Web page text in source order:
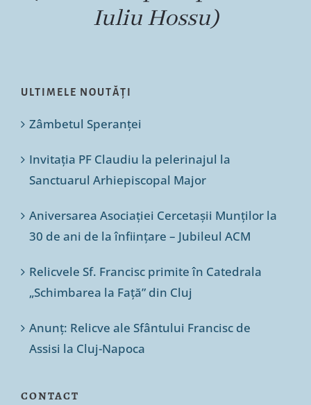
Iuliu Hossu)
ULTIMELE NOUTĂȚI
Zâmbetul Speranței
Invitația PF Claudiu la pelerinajul la
Sanctuarul Arhiepiscopal Major
Aniversarea Asociației Cercetașii Munților la
30 de ani de la înființare – Jubileul ACM
Relicvele Sf. Francisc primite în Catedrala
„Schimbarea la Față” din Cluj
Anunț: Relicve ale Sfântului Francisc de
Assisi la Cluj-Napoca
CONTACT